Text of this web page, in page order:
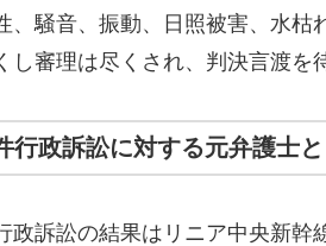
、騒音、振動、日照被害、水枯
し審理は尽くされ、判決言渡を
行政訴訟に対する元弁護士
政訴訟の結果はリニア中央新幹